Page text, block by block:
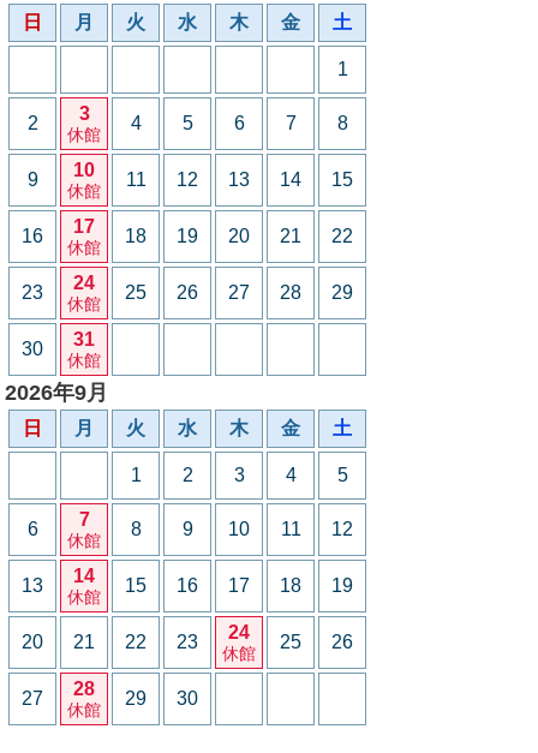
日 月 火 水 木 金 土
1
2 3
休館
4 5 6 7 8
9 10
休館
11 12 13 14 15
16 17
休館
18 19 20 21 22
23 24
休館
25 26 27 28 29
30 31
休館
2026年9月
日 月 火 水 木 金 土
1 2 3 4 5
6 7
休館
8 9 10 11 12
13 14
休館
15 16 17 18 19
20 21 22 23 24
休館
25 26
27 28
休館
29 30